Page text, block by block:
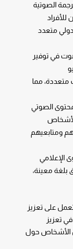
الصوتية
للأفراد
متعدد
في توفير
متعددة، مما
الصوتي
ومتابعيهم
الإعلامي
معينة،
على تعزيز
تعزيز
الأشخاص حول